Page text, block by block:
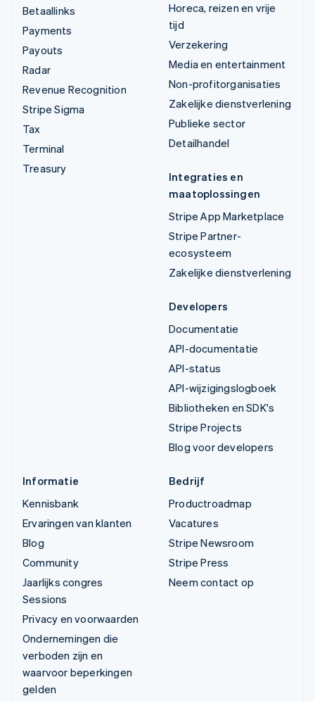
Betaallinks
Payments
Payouts
Radar
Revenue Recognition
Stripe Sigma
Tax
Terminal
Treasury
Horeca, reizen en vrije
tijd
Verzekering
Media en entertainment
Non-profitorganisaties
Zakelijke dienstverlening
Publieke sector
Detailhandel
Integraties en
maatoplossingen
Stripe App Marketplace
Stripe Partner-
ecosysteem
Zakelijke dienstverlening
Developers
Documentatie
API-documentatie
API-status
API-wijzigingslogboek
Bibliotheken en SDK's
Stripe Projects
Blog voor developers
Informatie
Kennisbank
Ervaringen van klanten
Blog
Community
Jaarlijks congres
Sessions
Privacy en voorwaarden
Ondernemingen die
verboden zijn en
waarvoor beperkingen
gelden
Bedrijf
Productroadmap
Vacatures
Stripe Newsroom
Stripe Press
Neem contact op